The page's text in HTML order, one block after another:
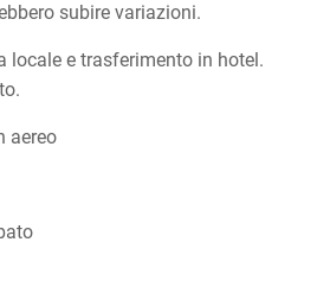
subire variazioni.
locale e trasferimento in hotel.
aereo